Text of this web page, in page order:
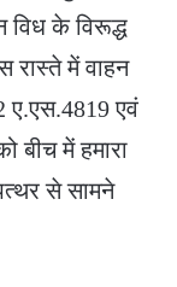
विध के विरूद्ध
रास्ते में वाहन
ए.एस.4819 एवं
बीच में हमारा
से सामने